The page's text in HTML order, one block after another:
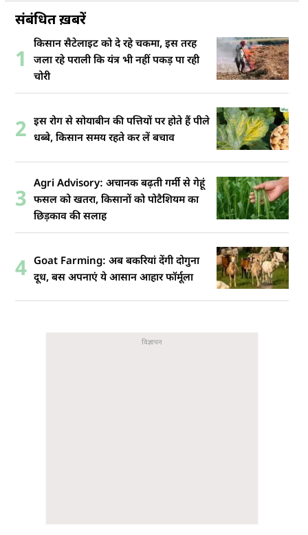
संबंधित ख़बरें
1
किसान सैटेलाइट को दे रहे चकमा, इस तरह
जला रहे पराली कि यंत्र भी नहीं पकड़ पा रही
चोरी
2 इस रोग से सोयाबीन की पत्तियों पर होते हैं पीले
धब्बे, किसान समय रहते कर लें बचाव
3
Agri Advisory: अचानक बढ़ती गर्मी से गेहूं
फसल को खतरा, किसानों को पोटैशियम का
छिड़काव की सलाह
4 Goat Farming: अब बकरियां देंगी दोगुना
दूध, बस अपनाएं ये आसान आहार फॉर्मूला